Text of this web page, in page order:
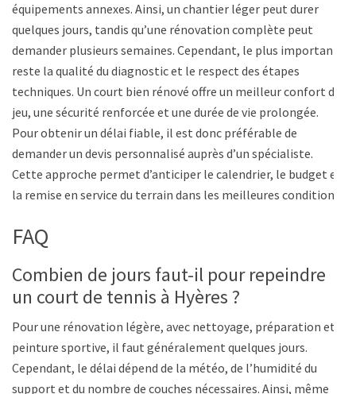
équipements annexes. Ainsi, un chantier léger peut durer
quelques jours, tandis qu’une rénovation complète peut
demander plusieurs semaines. Cependant, le plus important
reste la qualité du diagnostic et le respect des étapes
techniques. Un court bien rénové offre un meilleur confort de
jeu, une sécurité renforcée et une durée de vie prolongée.
Pour obtenir un délai fiable, il est donc préférable de
demander un devis personnalisé auprès d’un spécialiste.
Cette approche permet d’anticiper le calendrier, le budget et
la remise en service du terrain dans les meilleures conditions.
FAQ
Combien de jours faut-il pour repeindre
un court de tennis à Hyères ?
Pour une rénovation légère, avec nettoyage, préparation et
peinture sportive, il faut généralement quelques jours.
Cependant, le délai dépend de la météo, de l’humidité du
support et du nombre de couches nécessaires. Ainsi, même